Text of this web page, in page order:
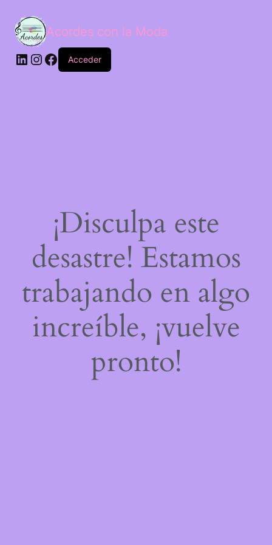
Acordes con la Moda
Acceder
¡Disculpa este
desastre! Estamos
trabajando en algo
increíble, ¡vuelve
pronto!